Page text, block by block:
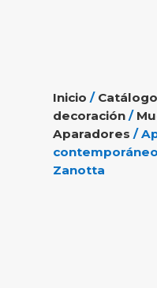
Inicio / Catálogo
decoración /
Aparadores /
contemporáneo
Zanotta